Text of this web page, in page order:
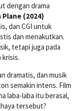
dengan drama
(2024)
dan CGI untuk
dan menakutkan.
tetapi juga pada
krisis.
dramatis, dan musik
semakin intens. Film
laba-laba itu berasal,
tersebut?